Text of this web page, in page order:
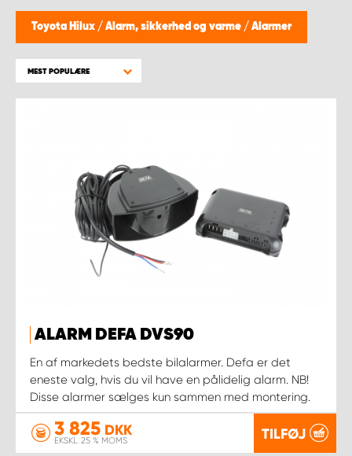
Toyota Hilux / Alarm, sikkerhed og varme / Alarmer
MEST POPULÆRE
ALARM DEFA DVS90
En af markedets bedste bilalarmer. Defa er det
eneste valg, hvis du vil have en pålidelig alarm. NB!
Disse alarmer sælges kun sammen med montering.
3 825 DKK
EKSKL. 25 % MOMS TILFØJ